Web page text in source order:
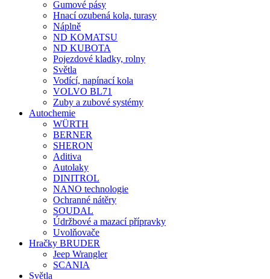
Gumové pásy
Hnací ozubená kola, turasy
Náplně
ND KOMATSU
ND KUBOTA
Pojezdové kladky, rolny
Světla
Vodící, napínací kola
VOLVO BL71
Zuby a zubové systémy
Autochemie
WÜRTH
BERNER
SHERON
Aditiva
Autolaky
DINITROL
NANO technologie
Ochranné nátěry
SOUDAL
Údržbové a mazací přípravky
Uvolňovače
Hračky BRUDER
Jeep Wrangler
SCANIA
Světla